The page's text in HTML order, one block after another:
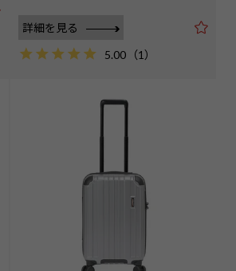
詳細を見る
5.00 （1）